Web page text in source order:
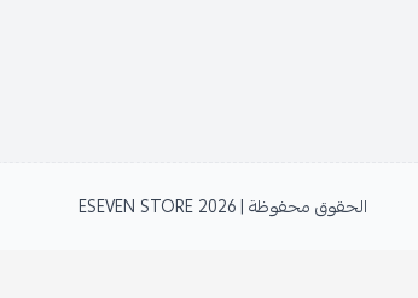
الحقوق محفوظة | 2026 ESEVEN STORE